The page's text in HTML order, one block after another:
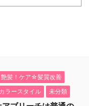
艶髪！ケア☆髪質改善
ラースタイル
未分類